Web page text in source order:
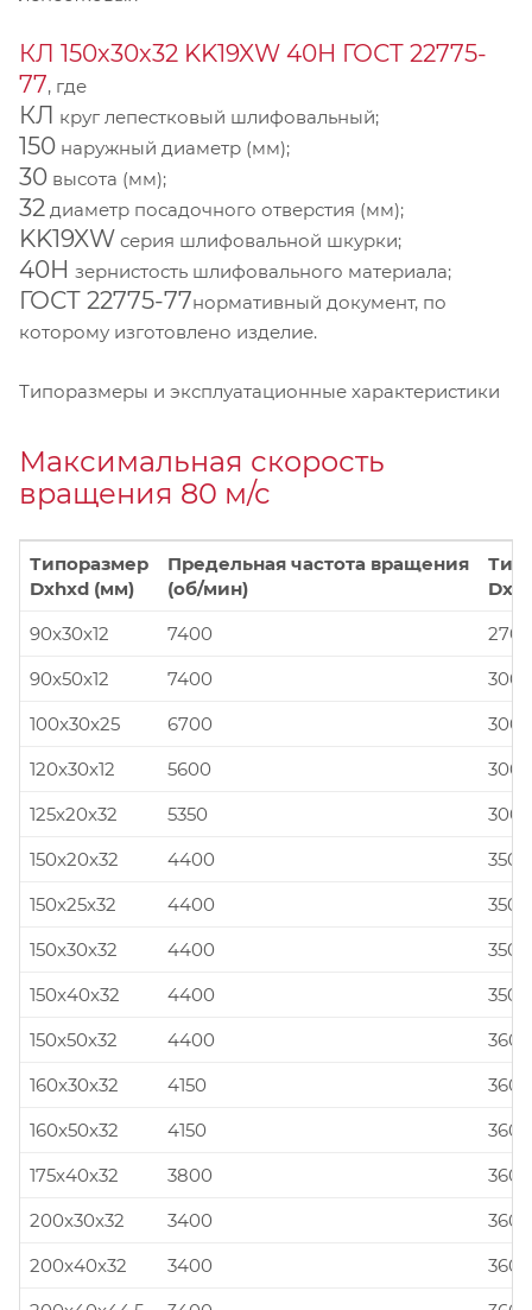
КЛ 150х30х32 KK19XW 40Н ГОСТ 22775-
77, где
КЛ круг лепестковый шлифовальный;
150 наружный диаметр (мм);
30 высота (мм);
32 диаметр посадочного отверстия (мм);
KK19XW серия шлифовальной шкурки;
40Н зернистость шлифовального материала;
ГОСТ 22775-77нормативный документ, по
которому изготовлено изделие.
Типоразмеры и эксплуатационные характеристики
Максимальная скорость
вращения 80 м/с
Типоразмер
Dxhxd (мм)
Предельная частота вращения
(об/мин)
90x30x12
7400
90x50x12
7400
100x30x25
6700
120x30x12
5600
125x20x32
5350
150x20x32
4400
150x25x32
4400
150x30x32
4400
150x40x32
4400
150x50x32
4400
160x30x32
4150
160x50x32
4150
175x40x32
3800
200x30x32
3400
200x40x32
3400